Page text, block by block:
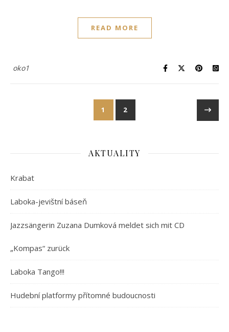
READ MORE
oko1
1 2
AKTUALITY
Krabat
Laboka-jevištní báseň
Jazzsängerin Zuzana Dumková meldet sich mit CD
„Kompas“ zurück
Laboka Tango!!!
Hudební platformy přítomné budoucnosti